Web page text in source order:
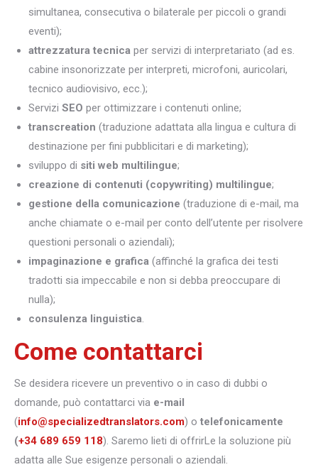
simultanea, consecutiva o bilaterale per piccoli o grandi
eventi);
attrezzatura tecnica per servizi di interpretariato (ad es.
cabine insonorizzate per interpreti, microfoni, auricolari,
tecnico audiovisivo, ecc.);
Servizi SEO per ottimizzare i contenuti online;
transcreation (traduzione adattata alla lingua e cultura di
destinazione per fini pubblicitari e di marketing);
sviluppo di siti web multilingue;
creazione di contenuti (copywriting) multilingue;
gestione della comunicazione (traduzione di e-mail, ma
anche chiamate o e-mail per conto dell’utente per risolvere
questioni personali o aziendali);
impaginazione e grafica (affinché la grafica dei testi
tradotti sia impeccabile e non si debba preoccupare di
nulla);
consulenza linguistica.
Come contattarci
Se desidera ricevere un preventivo o in caso di dubbi o
domande, può contattarci via e-mail
(info@specializedtranslators.com) o telefonicamente
(+34 689 659 118). Saremo lieti di offrirLe la soluzione più
adatta alle Sue esigenze personali o aziendali.